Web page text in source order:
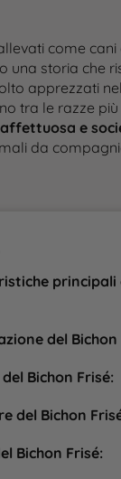
come
una storia che
apprezzati
tra le razze
e
da
principali
del Bichon
Bichon Frisé:
del Bichon
Bichon Frisé: